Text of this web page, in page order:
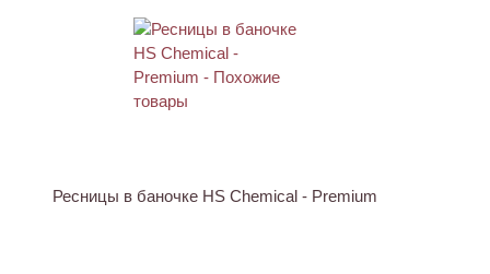
Ресницы в баночке HS Chemical - Premium